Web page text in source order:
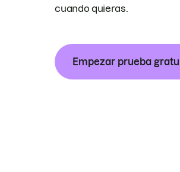
cuando quieras.
Empezar prueba